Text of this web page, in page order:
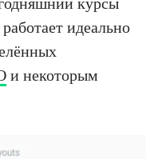
идеально
и некоторым